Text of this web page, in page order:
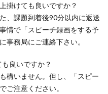
掛けても良いですか？
、課題到着後90分以内に返送
情で「スピーチ録画をする予
事務局にご連絡下さい。
良いですか？
構いません。但し、「スピー
ご注意ください。